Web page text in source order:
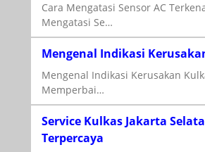
Cara Mengatasi Sensor AC
Mengatasi Se…
Mengenal Indikasi
Mengenal Indikasi Kerusakan
Memperbai…
Service Kulkas Jakarta
Terpercaya